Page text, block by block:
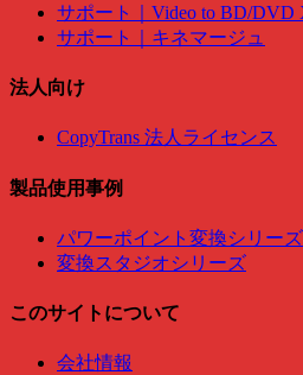
サポート｜Video to BD/
サポート｜キネマージュ
法人向け
CopyTrans 法人ライセンス
製品使用事例
パワーポイント変換シリーズ
変換スタジオシリーズ
このサイトについて
会社情報